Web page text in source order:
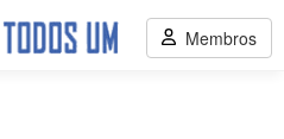
Membros